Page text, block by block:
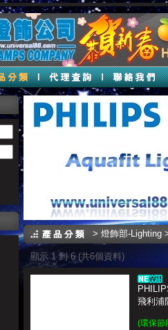
>燈飾部-Lighting
顯示 1 到 6 (共6個資料)
飛利浦
(環保節